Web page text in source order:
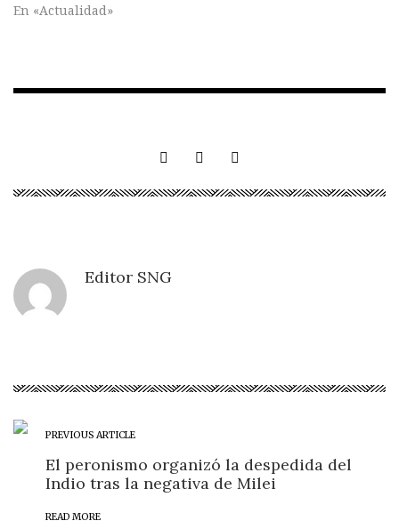
En «Actualidad»
Editor SNG
PREVIOUS ARTICLE
El peronismo organizó la despedida del
Indio tras la negativa de Milei
READ MORE